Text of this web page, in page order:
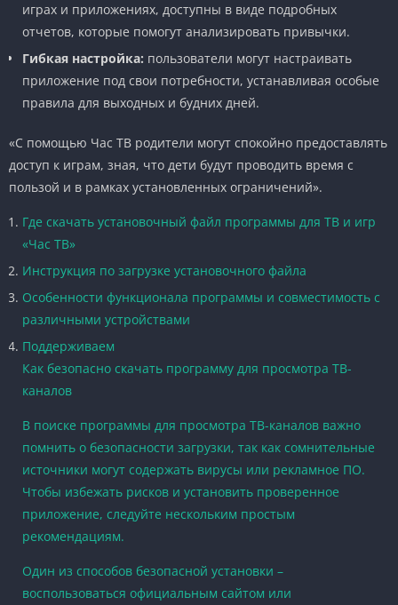
играх и приложениях, доступны в виде подробных
отчетов, которые помогут анализировать привычки.
Гибкая настройка: пользователи могут настраивать
приложение под свои потребности, устанавливая особые
правила для выходных и будних дней.
«С помощью Час ТВ родители могут спокойно предоставлять
доступ к играм, зная, что дети будут проводить время с
пользой и в рамках установленных ограничений».
Где скачать установочный файл программы для ТВ и игр
«Час ТВ»
Инструкция по загрузке установочного файла
Особенности функционала программы и совместимость с
различными устройствами
Поддерживаем
Как безопасно скачать программу для просмотра ТВ-
каналов
В поиске программы для просмотра ТВ-каналов важно
помнить о безопасности загрузки, так как сомнительные
источники могут содержать вирусы или рекламное ПО.
Чтобы избежать рисков и установить проверенное
приложение, следуйте нескольким простым
рекомендациям.
Один из способов безопасной установки –
воспользоваться официальным сайтом или